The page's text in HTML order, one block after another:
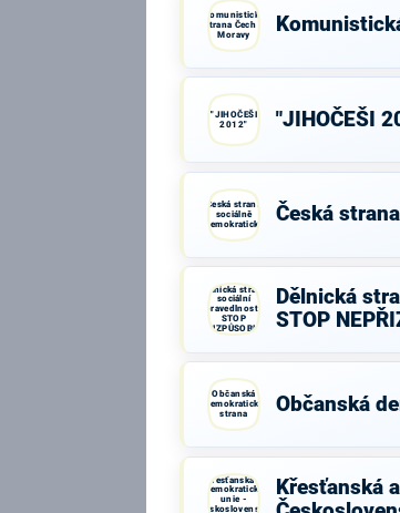
Komunistická
strana Čech a
Moravy
"JIHOČEŠI
2012"
"JIHOČEŠI
Česká strana
sociálně
demokratická
Česká
Dělnická strana
sociální
spravedlnosti -
STOP
NEPŘIZPŮSOBIVÝM!
Dělnická
STOP
Občanská
demokratická
strana
Občanská
Křesťanská a
demokratická
unie -
Československá
Křesťanská